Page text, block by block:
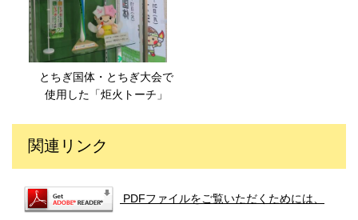
とちぎ国体・とちぎ大会で
使用した「炬火トーチ」
関連リンク
PDFファイルをご覧いただくためには、